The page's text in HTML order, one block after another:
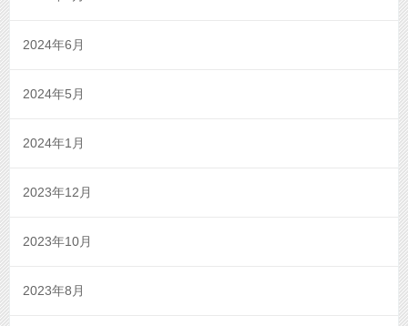
2024年6月
2024年5月
2024年1月
2023年12月
2023年10月
2023年8月